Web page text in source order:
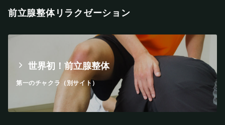
前立腺整体リラクゼーション
世界初！前立腺整体
第一のチャクラ（別サイト）